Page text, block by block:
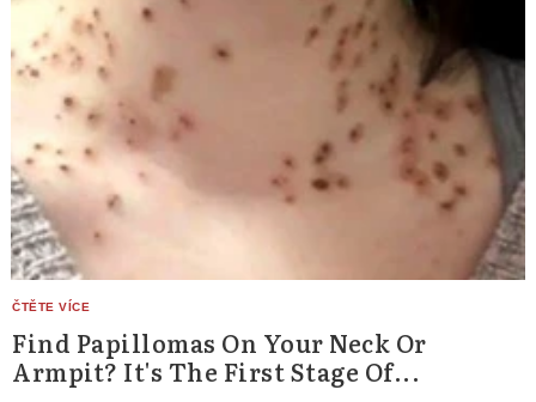
Find Papillomas On Your Neck Or
Armpit? It's The First Stage Of...